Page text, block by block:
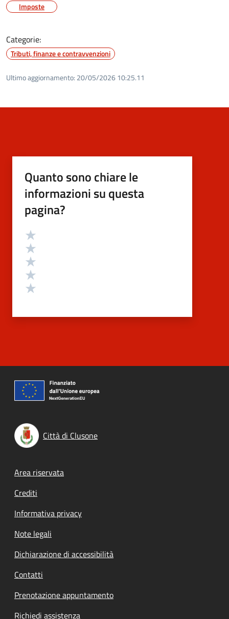
Imposte
Categorie:
Tributi, finanze e contravvenzioni
Ultimo aggiornamento: 20/05/2026 10:25.11
Quanto sono chiare le
informazioni su questa
pagina?
Valutazione
Città di Clusone
Footer menu
Area riservata
Crediti
Informativa privacy
Note legali
Dichiarazione di accessibilità
Contatti
Prenotazione appuntamento
Richiedi assistenza